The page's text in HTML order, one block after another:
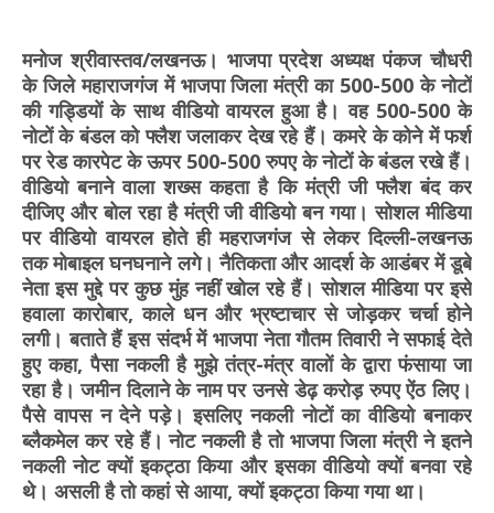
मनोज श्रीवास्तव/लखनऊ। भाजपा प्रदेश अध्यक्ष पंकज चौधरी
के जिले महाराजगंज में भाजपा जिला मंत्री का 500-500 के नोटों
की गड्डियों के साथ वीडियो वायरल हुआ है। वह 500-500 के
नोटों के बंडल को फ्लैश जलाकर देख रहे हैं। कमरे के कोने में फर्श
पर रेड कारपेट के ऊपर 500-500 रुपए के नोटों के बंडल रखे हैं।
वीडियो बनाने वाला शख्स कहता है कि मंत्री जी फ्लैश बंद कर
दीजिए और बोल रहा है मंत्री जी वीडियो बन गया। सोशल मीडिया
पर वीडियो वायरल होते ही महराजगंज से लेकर दिल्ली-लखनऊ
तक मोबाइल घनघनाने लगे। नैतिकता और आदर्श के आडंबर में डूबे
नेता इस मुद्दे पर कुछ मुंह नहीं खोल रहे हैं। सोशल मीडिया पर इसे
हवाला कारोबार, काले धन और भ्रष्टाचार से जोड़कर चर्चा होने
लगी। बताते हैं इस संदर्भ में भाजपा नेता गौतम तिवारी ने सफाई देते
हुए कहा, पैसा नकली है मुझे तंत्र-मंत्र वालों के द्वारा फंसाया जा
रहा है। जमीन दिलाने के नाम पर उनसे डेढ़ करोड़ रुपए ऐंठ लिए।
पैसे वापस न देने पड़े। इसलिए नकली नोटों का वीडियो बनाकर
ब्लैकमेल कर रहे हैं। नोट नकली है तो भाजपा जिला मंत्री ने इतने
नकली नोट क्यों इकट्ठा किया और इसका वीडियो क्यों बनवा रहे
थे। असली है तो कहां से आया, क्यों इकट्ठा किया गया था।